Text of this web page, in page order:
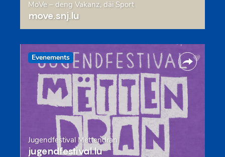
MoVe – deng Vakanz, däi Sport
move.snj.lu
Evenements
Jugendfestival Mëttendran
jugendfestival.lu